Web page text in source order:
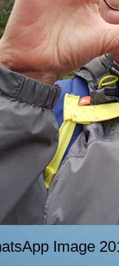
Image